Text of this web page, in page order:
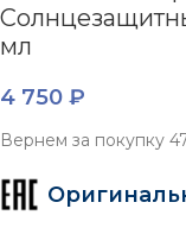
мл
4 750 ₽
Вернем за покупку